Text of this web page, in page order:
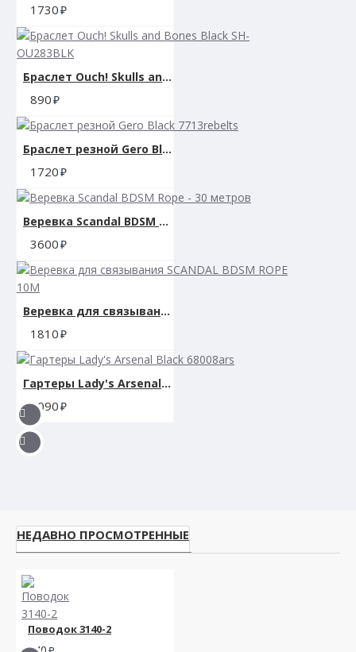
1730
Браслет Ouch! Skulls and Bones Black SH-OU283BLK
890
Браслет резной Gero Black 7713rebelts
1720
Веревка Scandal BDSM Rope - 30 метров
3600
Веревка для связывания SCANDAL BDSM ROPE 10M
1810
Гартеры Lady's Arsenal Black 68008ars
3090
НЕДАВНО ПРОСМОТРЕННЫЕ
Поводок 3140-2